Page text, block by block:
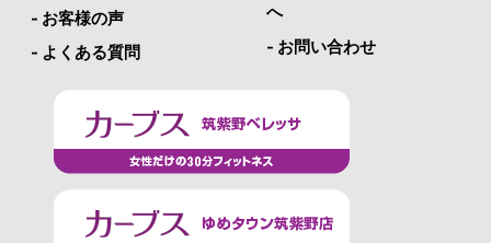
- お客様の声
- よくある質問
へ
- お問い合わせ